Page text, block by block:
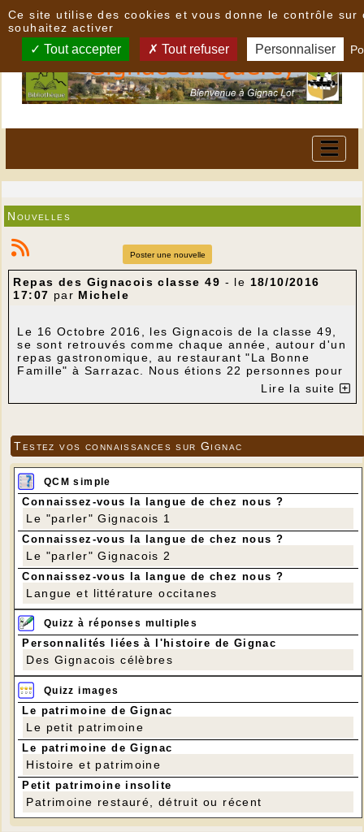
Nouvelles
Poster une nouvelle
Repas des Gignacois classe 49 - le 18/10/2016
17:07 par Michele
Le 16 Octobre 2016, les Gignacois de la classe 49,
se sont retrouvés comme chaque année, autour d'un
repas gastronomique, au restaurant "La Bonne
Famille" à Sarrazac. Nous étions 22 personnes pour
cette occasion, ambiance festive et conviviale. Ci-
Lire la suite
Testez vos connaissances sur Gignac
QCM simple
Connaissez-vous la langue de chez nous ?
Le "parler" Gignacois 1
Connaissez-vous la langue de chez nous ?
Le "parler" Gignacois 2
Connaissez-vous la langue de chez nous ?
Langue et littérature occitanes
Quizz à réponses multiples
Personnalités liées à l'histoire de Gignac
Des Gignacois célèbres
Quizz images
Le patrimoine de Gignac
Le petit patrimoine
Le patrimoine de Gignac
Histoire et patrimoine
Petit patrimoine insolite
Patrimoine restauré, détruit ou récent
Ce site utilise des cookies et vous donne le contrôle sur
souhaitez activer
Tout accepter Tout refuser Personnaliser